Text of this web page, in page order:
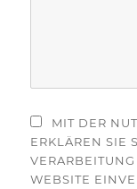
MIT DER
ERKLÄREN SIE
WEBSITE